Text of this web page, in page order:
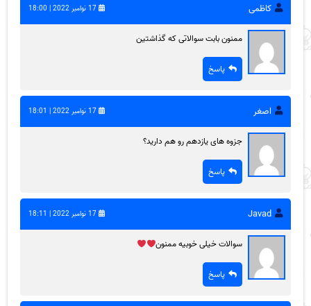
کاظمی 17 نوامبر 2022 | 18:00
ممنون بابت سوالاتی که گذاشتین
پاسخ
اصغر 17 نوامبر 2022 | 18:01
جزوه های یازدهم رو هم دارید؟
پاسخ
Javad 17 نوامبر 2022 | 18:11
سوالات خیلی خوبیه ممنون
پاسخ